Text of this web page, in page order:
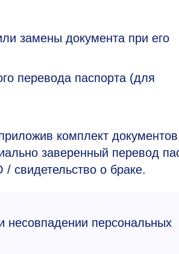
замены документа при его
перевода паспорта (для
комплект
заверенный перевод
свидетельство о браке.
несовпадении персональных